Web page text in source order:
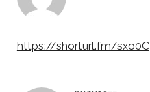
https://shorturl.fm/sxo0C